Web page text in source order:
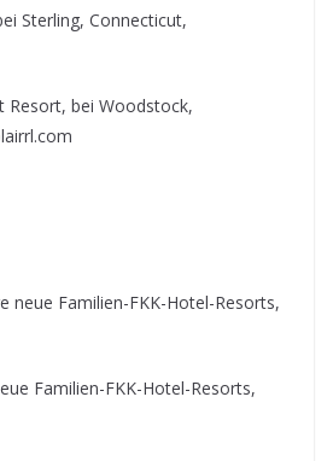
Sterling, Connecticut,
Resort, bei Woodstock,
neue Familien-FKK-Hotel-Resorts,
Familien-FKK-Hotel-Resorts,